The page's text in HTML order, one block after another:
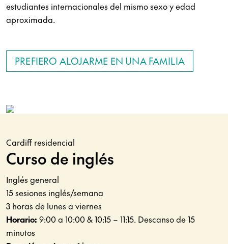
estudiantes internacionales del mismo sexo y edad
aproximada.
PREFIERO ALOJARME EN UNA FAMILIA
Cardiff residencial
Curso de inglés
Inglés general
15 sesiones inglés/semana
3 horas de lunes a viernes
Horario: 9:00 a 10:00 & 10:15 – 11:15. Descanso de 15
minutos